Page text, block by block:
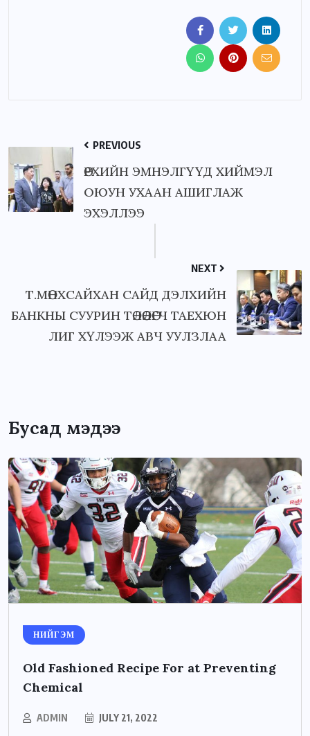
PREVIOUS
ӨРХИЙН ЭМНЭЛГҮҮД ХИЙМЭЛ
ОЮУН УХААН АШИГЛАЖ
ЭХЭЛЛЭЭ
NEXT
Т.МӨНХСАЙХАН САЙД ДЭЛХИЙН
БАНКНЫ СУУРИН ТӨЛӨӨЛӨГЧ ТАЕХЮН
ЛИГ ХҮЛЭЭЖ АВЧ УУЛЗЛАА
Бусад мэдээ
НИЙГЭМ
Old Fashioned Recipe For at Preventing
Chemical
ADMIN JULY 21, 2022